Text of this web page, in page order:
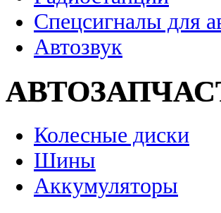
Спецсигналы для
Автозвук
Колесные диски
Шины
Аккумуляторы